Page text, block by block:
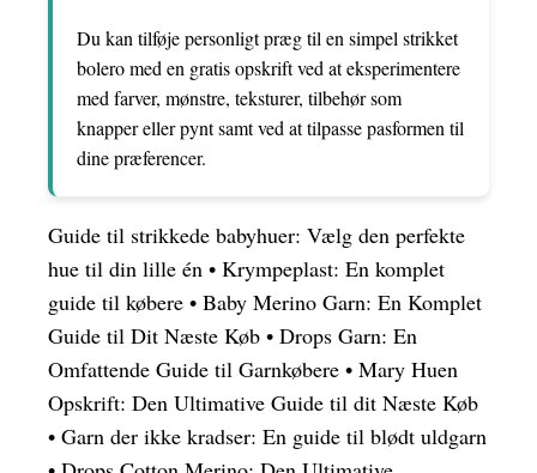
Du kan tilføje personligt præg til en simpel strikket
bolero med en gratis opskrift ved at eksperimentere
med farver, mønstre, teksturer, tilbehør som
knapper eller pynt samt ved at tilpasse pasformen til
dine præferencer.
Guide til strikkede babyhuer: Vælg den perfekte
hue til din lille én • Krympeplast: En komplet
guide til købere • Baby Merino Garn: En Komplet
Guide til Dit Næste Køb • Drops Garn: En
Omfattende Guide til Garnkøbere • Mary Huen
Opskrift: Den Ultimative Guide til dit Næste Køb
• Garn der ikke kradser: En guide til blødt uldgarn